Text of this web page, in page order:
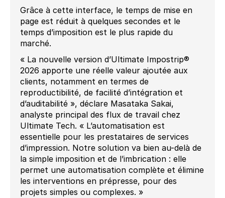
Grâce à cette interface, le temps de mise en
page est réduit à quelques secondes et le
temps d’imposition est le plus rapide du
marché.
« La nouvelle version d’Ultimate Impostrip®
2026 apporte une réelle valeur ajoutée aux
clients, notamment en termes de
reproductibilité, de facilité d’intégration et
d’auditabilité », déclare Masataka Sakai,
analyste principal des flux de travail chez
Ultimate Tech. « L’automatisation est
essentielle pour les prestataires de services
d’impression. Notre solution va bien au-delà de
la simple imposition et de l’imbrication : elle
permet une automatisation complète et élimine
les interventions en prépresse, pour des
projets simples ou complexes. »